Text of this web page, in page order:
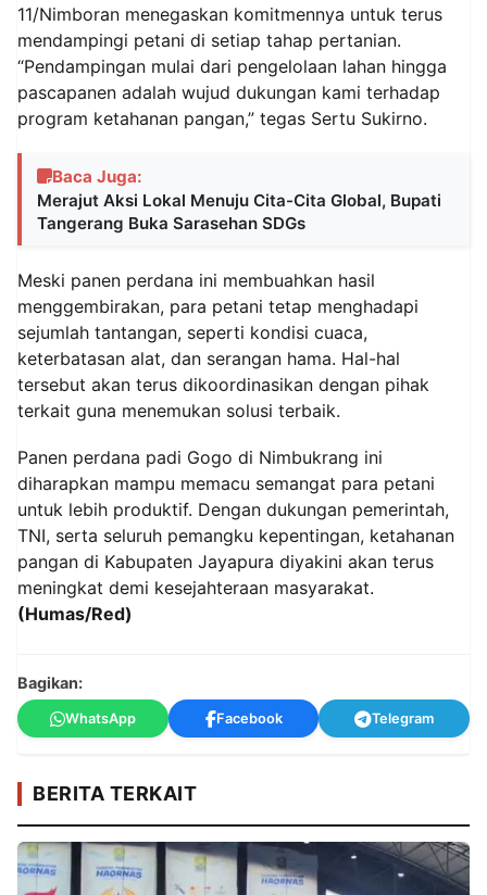
11/Nimboran menegaskan komitmennya untuk terus
mendampingi petani di setiap tahap pertanian.
“Pendampingan mulai dari pengelolaan lahan hingga
pascapanen adalah wujud dukungan kami terhadap
program ketahanan pangan,” tegas Sertu Sukirno.
Baca Juga:
Merajut Aksi Lokal Menuju Cita-Cita Global, Bupati
Tangerang Buka Sarasehan SDGs
Meski panen perdana ini membuahkan hasil
menggembirakan, para petani tetap menghadapi
sejumlah tantangan, seperti kondisi cuaca,
keterbatasan alat, dan serangan hama. Hal-hal
tersebut akan terus dikoordinasikan dengan pihak
terkait guna menemukan solusi terbaik.
Panen perdana padi Gogo di Nimbukrang ini
diharapkan mampu memacu semangat para petani
untuk lebih produktif. Dengan dukungan pemerintah,
TNI, serta seluruh pemangku kepentingan, ketahanan
pangan di Kabupaten Jayapura diyakini akan terus
meningkat demi kesejahteraan masyarakat.
(Humas/Red)
Bagikan:
WhatsApp Facebook Telegram
BERITA TERKAIT